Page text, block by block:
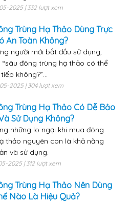
05-2025 | 332 lượt xem
Trùng Hạ Thảo Dùng Trực
An Toàn Không?
người mới bắt đầu sử dụng,
“sâu đông trùng hạ thảo có thể
không?”...
05-2025 | 304 lượt xem
Trùng Hạ Thảo Có Dễ Bảo
Sử Dụng Không?
những lo ngại khi mua đông
thảo nguyên con là khả năng
và sử dụng.
2025 | 312 lượt xem
Trùng Hạ Thảo Nên Dùng
Nào Là Hiệu Quả?